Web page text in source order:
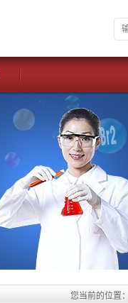
您当前的位置：